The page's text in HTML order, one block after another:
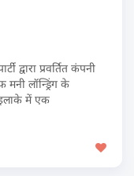
द्वारा प्रवर्तित कंपनी
लॉन्ड्रिंग के
में एक